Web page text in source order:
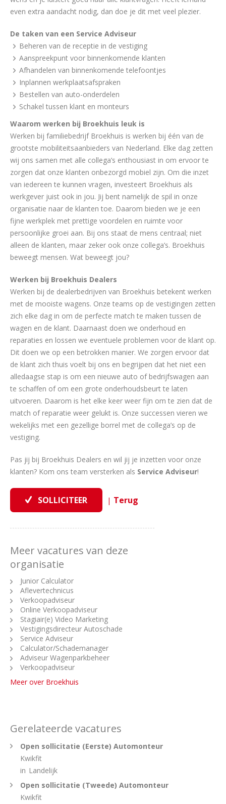
even extra aandacht nodig, dan doe je dit met veel plezier.
De taken van een Service Adviseur
Beheren van de receptie in de vestiging
Aanspreekpunt voor binnenkomende klanten
Afhandelen van binnenkomende telefoontjes
Inplannen werkplaatsafspraken
Bestellen van auto-onderdelen
Schakel tussen klant en monteurs
Waarom werken bij Broekhuis leuk is
Werken bij familiebedrijf Broekhuis is werken bij één van de
grootste mobiliteitsaanbieders van Nederland. Elke dag zetten
wij ons samen met alle collega’s enthousiast in om ervoor te
zorgen dat onze klanten onbezorgd mobiel zijn. Om die inzet
van iedereen te kunnen vragen, investeert Broekhuis als
werkgever juist ook in jou. Jij bent namelijk de spil in onze
organisatie naar de klanten toe. Daarom bieden we je een
fijne werkplek met prettige voordelen en ruimte voor
persoonlijke groei aan. Bij ons staat de mens centraal; niet
alleen de klanten, maar zeker ook onze collega’s. Broekhuis
beweegt mensen. Wat beweegt jou?
Werken bij Broekhuis Dealers
Werken bij de dealerbedrijven van Broekhuis betekent werken
met de mooiste wagens. Onze teams op de vestigingen zetten
zich elke dag in om de perfecte match te maken tussen de
wagen en de klant. Daarnaast doen we onderhoud en
reparaties en lossen we eventuele problemen voor de klant op.
Dit doen we op een betrokken manier. We zorgen ervoor dat
de klant zich thuis voelt bij ons en begrijpen dat het niet een
alledaagse stap is om een nieuwe auto of bedrijfswagen aan
te schaffen of om een grote onderhoudsbeurt te laten
uitvoeren. Daarom is het elke keer weer fijn om te zien dat de
match of reparatie weer gelukt is. Onze successen vieren we
wekelijks met een gezellige borrel met de collega’s op de
vestiging.
Pas jij bij Broekhuis Dealers en wil jij je inzetten voor onze
klanten? Kom ons team versterken als Service Adviseur!
|
Meer vacatures van deze
organisatie
Junior Calculator
Aflevertechnicus
Verkoopadviseur
Online Verkoopadviseur
Stagiair(e) Video Marketing
Vestigingsdirecteur Autoschade
Service Adviseur
Calculator/Schademanager
Adviseur Wagenparkbeheer
Verkoopadviseur
Meer over Broekhuis
Gerelateerde vacatures
Open sollicitatie (Eerste) Automonteur
Kwikfit
in Landelijk
Open sollicitatie (Tweede) Automonteur
Kwikfit